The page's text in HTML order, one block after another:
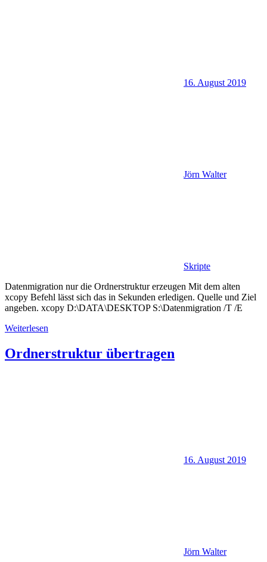
16. August 2019
Jörn Walter
Skripte
Datenmigration nur die Ordnerstruktur erzeugen Mit dem alten
xcopy Befehl lässt sich das in Sekunden erledigen. Quelle und Ziel
angeben. xcopy D:\DATA\DESKTOP S:\Datenmigration /T /E
Weiterlesen
Ordnerstruktur übertragen
16. August 2019
Jörn Walter